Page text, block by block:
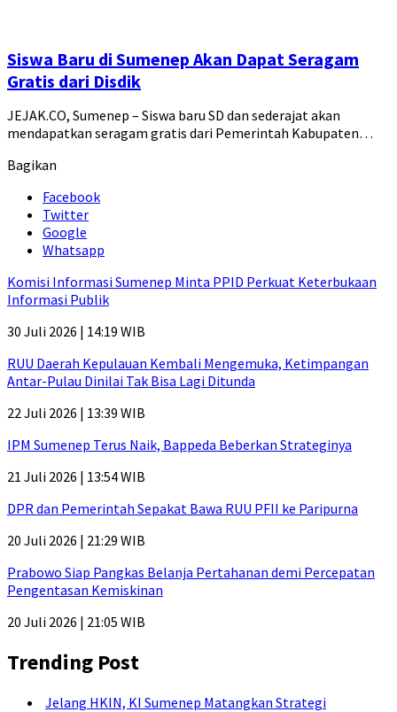
Siswa Baru di Sumenep Akan Dapat Seragam
Gratis dari Disdik
JEJAK.CO, Sumenep – Siswa baru SD dan sederajat akan
mendapatkan seragam gratis dari Pemerintah Kabupaten…
Bagikan
Facebook
Twitter
Google
Whatsapp
Komisi Informasi Sumenep Minta PPID Perkuat Keterbukaan
Informasi Publik
30 Juli 2026 | 14:19 WIB
RUU Daerah Kepulauan Kembali Mengemuka, Ketimpangan
Antar-Pulau Dinilai Tak Bisa Lagi Ditunda
22 Juli 2026 | 13:39 WIB
IPM Sumenep Terus Naik, Bappeda Beberkan Strateginya
21 Juli 2026 | 13:54 WIB
DPR dan Pemerintah Sepakat Bawa RUU PFII ke Paripurna
20 Juli 2026 | 21:29 WIB
Prabowo Siap Pangkas Belanja Pertahanan demi Percepatan
Pengentasan Kemiskinan
20 Juli 2026 | 21:05 WIB
Trending Post
Jelang HKIN, KI Sumenep Matangkan Strategi